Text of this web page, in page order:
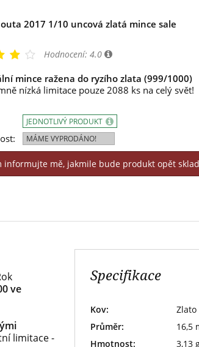
2017 1/10 uncová zlatá mince sale
Hodnocení: 4.0
mince ražena do ryzího zlata (999/1000)
nízká limitace pouze 2088 ks na celý svět!
JEDNOTLIVÝ PRODUKT
MÁME VYPRODÁNO!
informujte mě, jakmile bude produkt opět
ve
limitace -
Specifikace
Kov:
Zlato
Průměr:
16,5
Hmotnost:
3,13